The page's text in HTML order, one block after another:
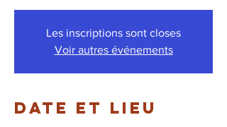
Les inscriptions sont closes
Voir autres événements
Date et lieu